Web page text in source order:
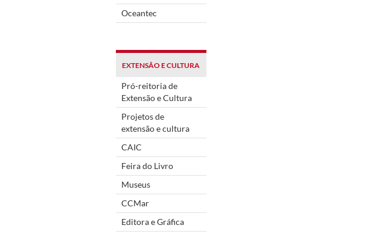
Oceantec
EXTENSÃO E CULTURA
Pró-reitoria de
Extensão e Cultura
Projetos de
extensão e cultura
CAIC
Feira do Livro
Museus
CCMar
Editora e Gráfica